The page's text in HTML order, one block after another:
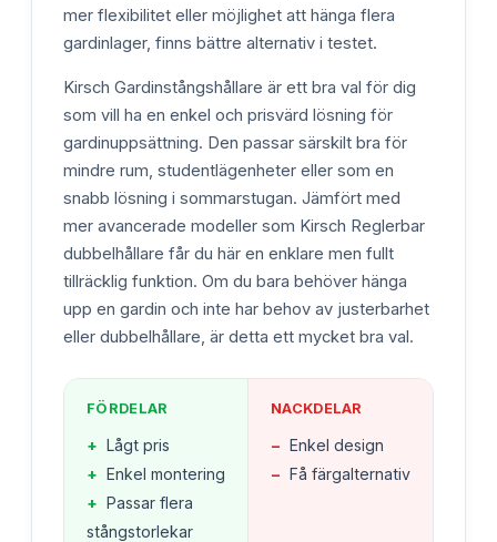
mer flexibilitet eller möjlighet att hänga flera
gardinlager, finns bättre alternativ i testet.
Kirsch Gardinstångshållare är ett bra val för dig
som vill ha en enkel och prisvärd lösning för
gardinuppsättning. Den passar särskilt bra för
mindre rum, studentlägenheter eller som en
snabb lösning i sommarstugan. Jämfört med
mer avancerade modeller som Kirsch Reglerbar
dubbelhållare får du här en enklare men fullt
tillräcklig funktion. Om du bara behöver hänga
upp en gardin och inte har behov av justerbarhet
eller dubbelhållare, är detta ett mycket bra val.
FÖRDELAR
+ Lågt pris
+ Enkel montering
+ Passar flera
stångstorlekar
NACKDELAR
− Enkel design
− Få färgalternativ